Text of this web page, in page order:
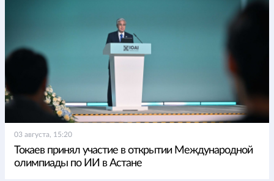
03 августа, 15:20
Токаев принял участие в открытии Международной
олимпиады по ИИ в Астане